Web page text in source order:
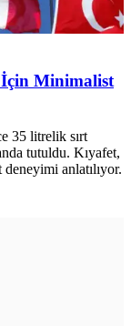
Minimalist
35 litrelik sırt
tutuldu. Kıyafet,
anlatılıyor.